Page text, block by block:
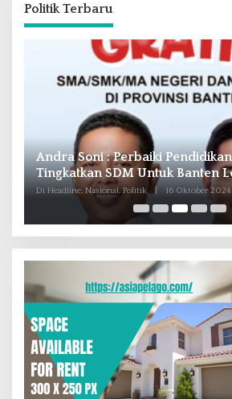
Politik Terbaru
Andra Soni : Perbaiki
Tingkatkan SDM Untuk Banten
Di Headline, Nasional, Politik 16 Oktober 2024